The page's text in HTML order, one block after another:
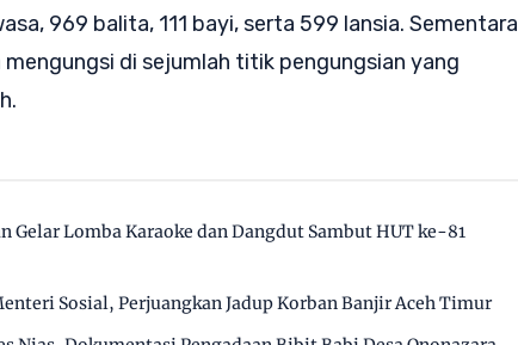
969 balita, 111 bayi, serta 599 lansia. Sementara
di sejumlah titik pengungsian yang
Gelar Lomba Karaoke dan Dangdut Sambut HUT ke-81
Sosial, Perjuangkan Jadup Korban Banjir Aceh Timur